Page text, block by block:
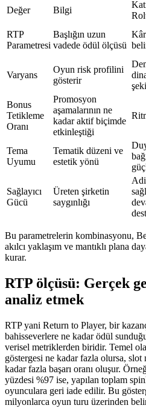
Değer Bilgi
RTP
Parametresi
Başlığın uzun
vadede ödül ölçüsü
Kâr
Varyans
Oyun risk profilini
gösterir
Bonus
Tetikleme
Oranı
Promosyon
aşamalarının ne
kadar aktif biçimde
etkinleştiği
Tema
Uyumu
Tematik düzeni ve
estetik yönü
Sağlayıcı
Gücü
Üreten şirketin
saygınlığı
Bu parametrelerin kombinasyonu,
akılcı yaklaşım ve mantıklı plana
kurar.
RTP ölçüsü: Gerçek
analiz etmek
RTP yani Return to Player, bir
bahisseverlere ne kadar ödül
verisel metriklerden biridir. Temel
göstergesi ne kadar fazla olursa, slot
kadar fazla başarı oranı oluşur.
yüzdesi %97 ise, yapılan toplam
oyunculara geri iade edilir. Bu
milyonlarca oyun turu üzerinden